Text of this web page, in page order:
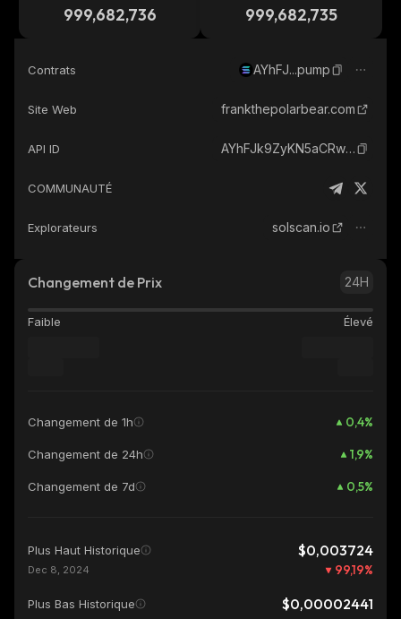
999,682,736 999,682,735
Contrats AYhFJ...pump
Site Web frankthepolarbear.com
API ID AYhFJk9ZyKN5aCRwrG78iTvuxnrrLp5q4fGfyBM7pump_solana
COMMUNAUTÉ
Explorateurs solscan.io
Changement de Prix 24H
Faible Élevé
Changement de 1h 0,4%
Changement de 24h 1,9%
Changement de 7d 0,5%
Plus Haut Historique $0,003724
Dec 8, 2024 99,19%
Plus Bas Historique $0,00002441